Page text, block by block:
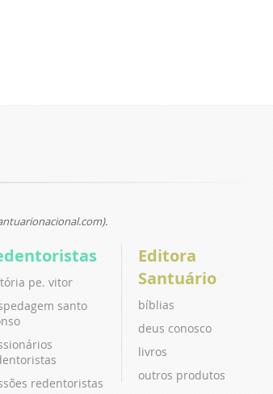
pe. vitor
santo
redentoristas
Editora
Santuário
bíblias
deus conosco
livros
outros produtos